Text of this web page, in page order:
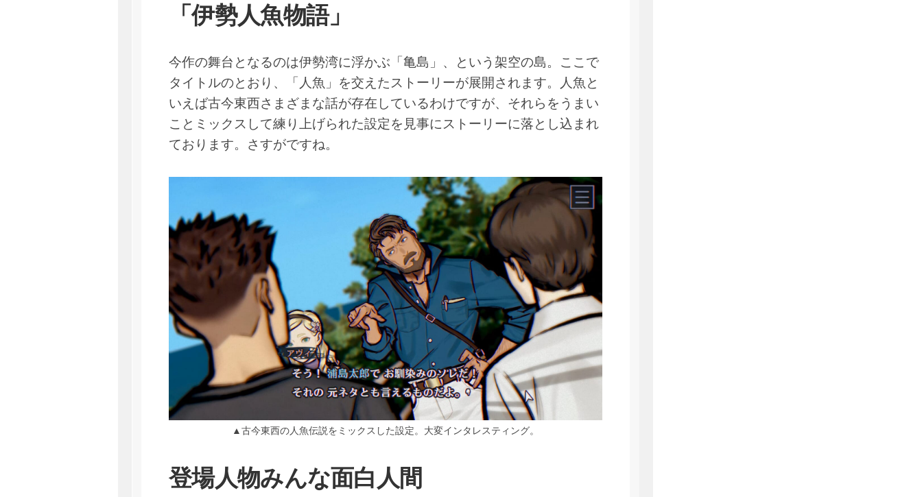
「伊勢人魚物語」
今作の舞台となるのは伊勢湾に浮かぶ「亀島」、という架空の島。ここで
タイトルのとおり、「人魚」を交えたストーリーが展開されます。人魚と
いえば古今東西さまざまな話が存在しているわけですが、それらをうまい
ことミックスして練り上げられた設定を見事にストーリーに落とし込まれ
ております。さすがですね。
▲古今東西の人魚伝説をミックスした設定。大変インタレスティング。
登場人物みんな面白人間